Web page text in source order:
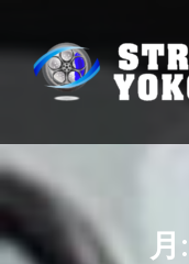
content
月: